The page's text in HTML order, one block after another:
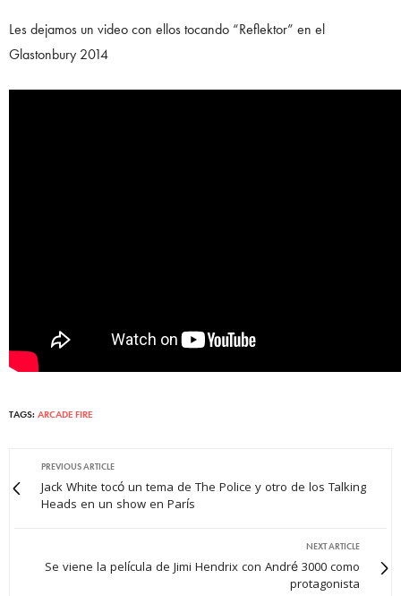
Les dejamos un video con ellos tocando “Reflektor” en el
Glastonbury 2014
TAGS: ARCADE FIRE
PREVIOUS ARTICLE
Jack White tocó un tema de The Police y otro de los Talking
Heads en un show en París
NEXT ARTICLE
Se viene la película de Jimi Hendrix con André 3000 como
protagonista